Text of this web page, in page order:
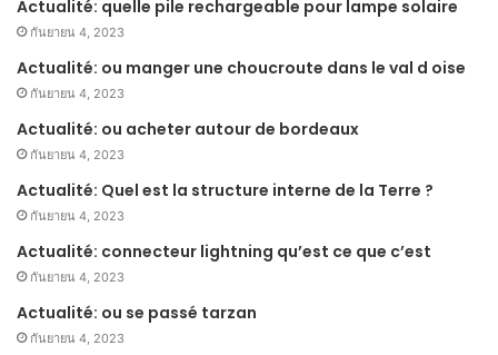
Actualité: quelle pile rechargeable pour lampe solaire
กันยายน 4, 2023
Actualité: ou manger une choucroute dans le val d oise
กันยายน 4, 2023
Actualité: ou acheter autour de bordeaux
กันยายน 4, 2023
Actualité: Quel est la structure interne de la Terre ?
กันยายน 4, 2023
Actualité: connecteur lightning qu’est ce que c’est
กันยายน 4, 2023
Actualité: ou se passé tarzan
กันยายน 4, 2023